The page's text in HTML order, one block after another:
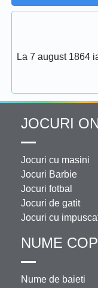
La 7 august 1864
JOCURI
Jocuri cu masini
Jocuri Barbie
Jocuri fotbal
Jocuri de gatit
Jocuri cu
NUME
Nume de baieti